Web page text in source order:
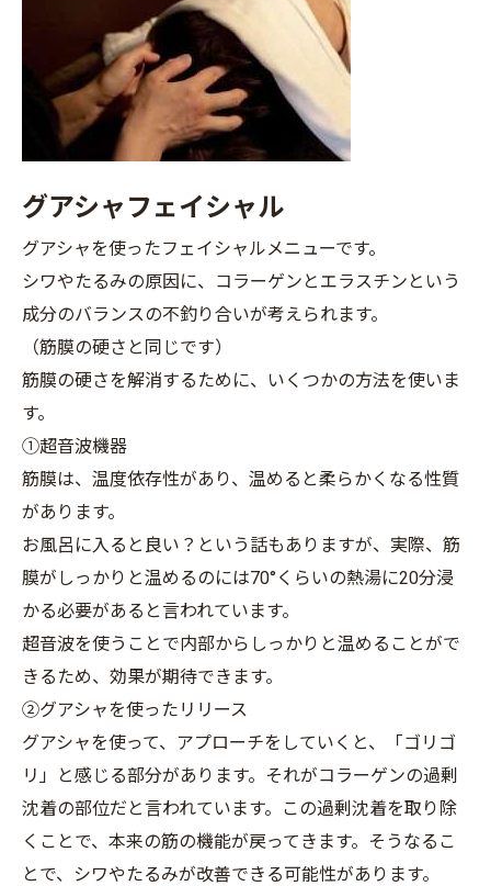
グアシャフェイシャル
グアシャを使ったフェイシャルメニューです。
シワやたるみの原因に、コラーゲンとエラスチンという
成分のバランスの不釣り合いが考えられます。
（筋膜の硬さと同じです）
筋膜の硬さを解消するために、いくつかの方法を使いま
す。
①超音波機器
筋膜は、温度依存性があり、温めると柔らかくなる性質
があります。
お風呂に入ると良い？という話もありますが、実際、筋
膜がしっかりと温めるのには70°くらいの熱湯に20分浸
かる必要があると言われています。
超音波を使うことで内部からしっかりと温めることがで
きるため、効果が期待できます。
②グアシャを使ったリリース
グアシャを使って、アプローチをしていくと、「ゴリゴ
リ」と感じる部分があります。それがコラーゲンの過剰
沈着の部位だと言われています。この過剰沈着を取り除
くことで、本来の筋の機能が戻ってきます。そうなるこ
とで、シワやたるみが改善できる可能性があります。